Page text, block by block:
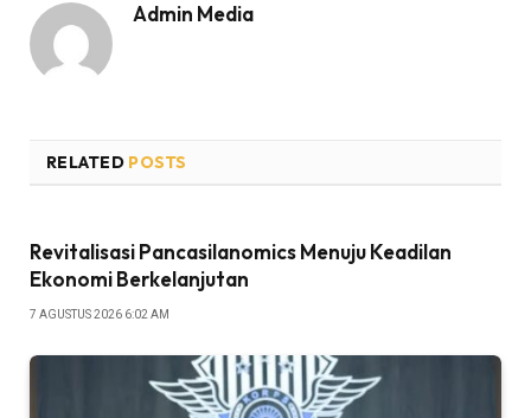
Admin Media
RELATED POSTS
Revitalisasi Pancasilanomics Menuju Keadilan
Ekonomi Berkelanjutan
7 AGUSTUS 2026 6:02 AM